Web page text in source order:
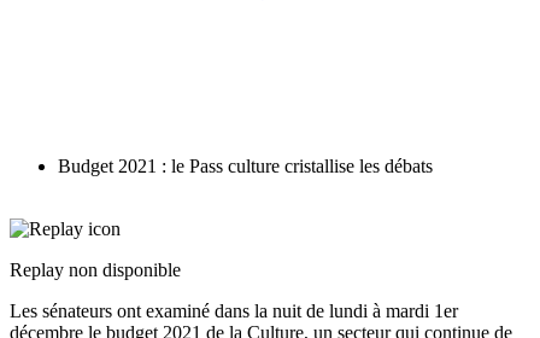
Budget 2021 : le Pass culture cristallise les débats
Replay non disponible
Les sénateurs ont examiné dans la nuit de lundi à mardi 1er
décembre le budget 2021 de la Culture, un secteur qui continue de